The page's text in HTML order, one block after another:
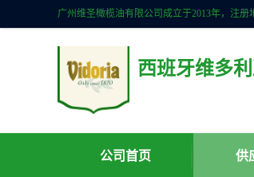
西班牙维多
公司首页 供